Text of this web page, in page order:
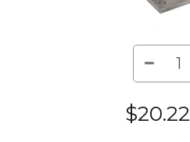
$20.22